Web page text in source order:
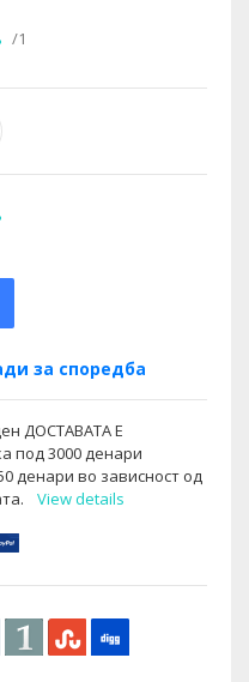
/1
за споредба
ДОСТАВАТА Е
под 3000 денари
денари во зависност од
View details